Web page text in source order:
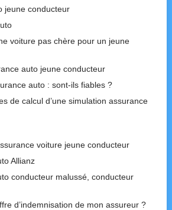
jeune conducteur
voiture pas chère pour un jeune
auto jeune conducteur
auto : sont-ils fiables ?
de calcul d’une simulation assurance
voiture jeune conducteur
Allianz
conducteur malussé, conducteur
d’indemnisation de mon assureur ?